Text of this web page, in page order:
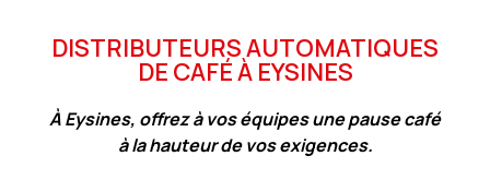
DISTRIBUTEURS AUTOMATIQUES
DE CAFÉ À EYSINES
À Eysines, offrez à vos équipes une pause café
à la hauteur de vos exigences.